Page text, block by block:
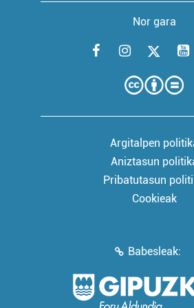
Nor gara
Argitalpen
Aniztasun
Pribatutasun
Cookieak
Babesleak: